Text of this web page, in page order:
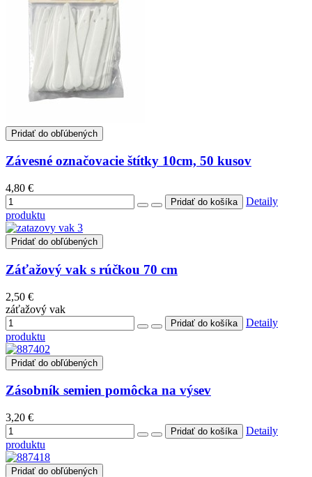
Pridať do obľúbených
Závesné označovacie štítky 10cm, 50 kusov
4,80 €
Detaily
produktu
Pridať do obľúbených
Záťažový vak s rúčkou 70 cm
2,50 €
záťažový vak
Detaily
produktu
Pridať do obľúbených
Zásobník semien pomôcka na výsev
3,20 €
Detaily
produktu
Pridať do obľúbených